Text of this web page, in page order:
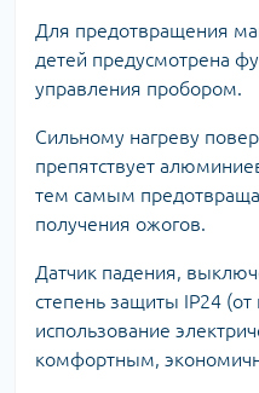
Для предотвращения
детей предусмотрена
управления пробором.
Сильному нагреву
препятствует
тем самым
получения ожогов.
Датчик падения,
степень защиты IP24
использование
комфортным,